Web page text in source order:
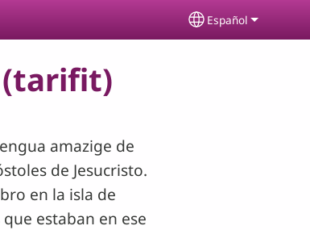
Select your
Español
(tarifit)
amazige de
de Jesucristo.
en la isla de
estaban en ese